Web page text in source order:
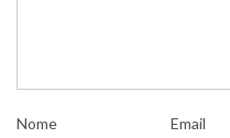
Nome Email